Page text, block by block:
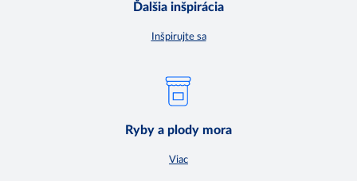
Ďalšia inšpirácia
Inšpirujte sa
Ryby a plody mora
Viac